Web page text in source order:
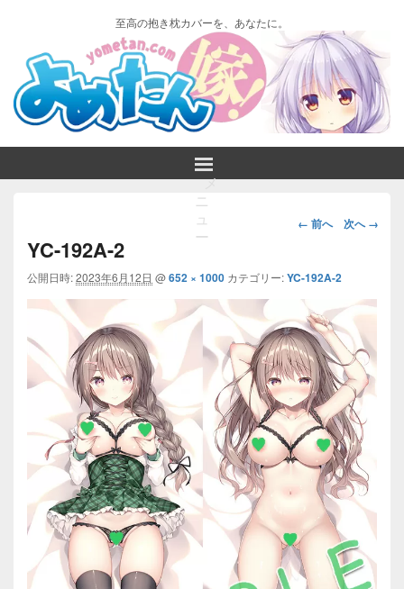
至高の抱き枕カバーを、あなたに。
メ
ニ
ュ
ー
画
ビ
ゲ
ー
シ
ョ
ン
← 前へ 次へ →
YC-192A-2
公開日時:2023年6月12日 @652 × 1000 カテゴリー:YC-192A-2